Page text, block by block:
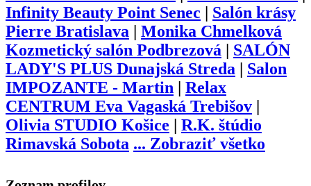
Infinity Beauty Point Senec
Salón krásy
Pierre Bratislava
Monika Chmelková
Kozmetický salón Podbrezová
SALÓN
LADY'S PLUS Dunajská Streda
Salon
IMPOZANTE - Martin
Relax
CENTRUM Eva Vagaská Trebišov
Olivia STUDIO Košice
R.K. štúdio
Rimavská Sobota ... Zobraziť všetko